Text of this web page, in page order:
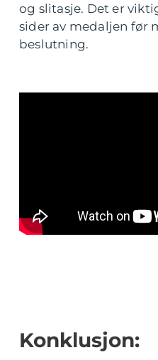
og slitasje. Det er
sider av medaljen før
beslutning.
Konklusjon: